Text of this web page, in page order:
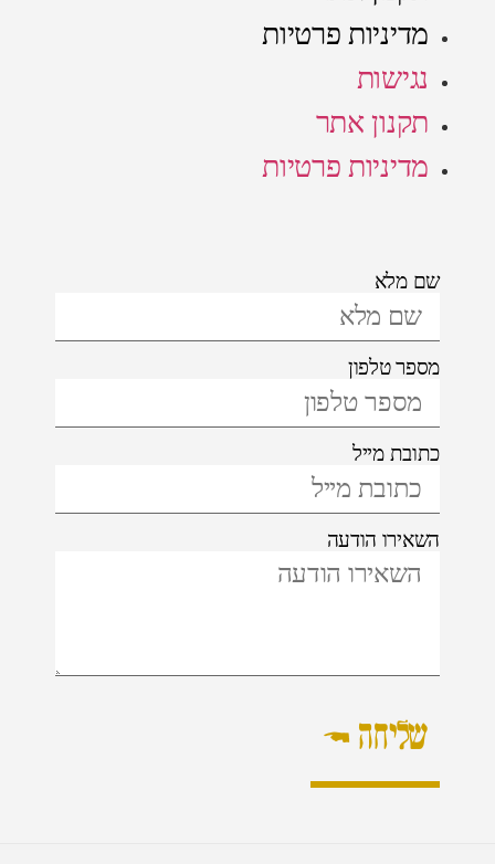
מדיניות פרטיות
נגישות
תקנון אתר
מדיניות פרטיות
שם מלא
מספר טלפון
כתובת מייל
השאירו הודעה
שליחה ←